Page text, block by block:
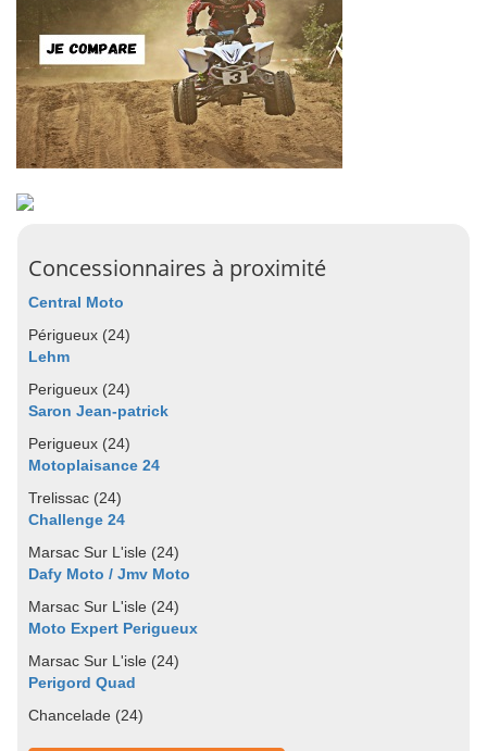
Concessionnaires à proximité
Central Moto
Périgueux (24)
Lehm
Perigueux (24)
Saron Jean-patrick
Perigueux (24)
Motoplaisance 24
Trelissac (24)
Challenge 24
Marsac Sur L'isle (24)
Dafy Moto / Jmv Moto
Marsac Sur L'isle (24)
Moto Expert Perigueux
Marsac Sur L'isle (24)
Perigord Quad
Chancelade (24)